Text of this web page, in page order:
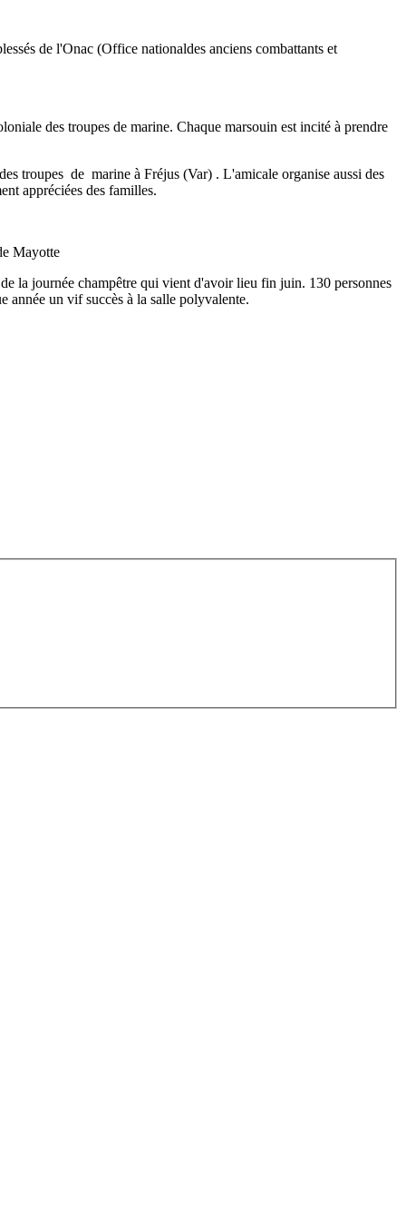
de l'Onac (Office nationaldes anciens combattants et
des troupes de marine. Chaque marsouin est incité à prendre
troupes de marine à Fréjus (Var) . L'amicale organise aussi des
appréciées des familles.
Mayot­te
la journée champêtre qui vient d'avoir lieu fin juin. 130 personnes
année un vif succès à la salle polyvalente.